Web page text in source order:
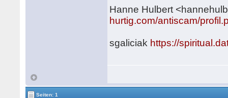
Hanne Hulbert
hurtig.com/antiscam/
sgaliciak https://
Seiten: 1